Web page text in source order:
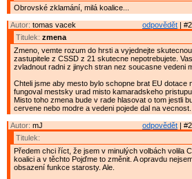
Obrovské zklamání, milá koalice...
odpovědět |
Autor: tomas vacek
Titulek: zmena
Zmeno, vemte rozum do hrsti a vyjednejte
zastupitele z CSSD z 21 skutecne nepotrebujete.
zvladnout radni z jinych stran nez soucasne vedeni
Chteli jsme aby mesto bylo schopne brat EU dotace
fungoval mestsky urad misto kamaradskeho
Misto toho zmena bude v rade hlasovat o tom jestli
cervene nebo modre a vedeni pojede dal na vecnost.
odpovědět |
Autor: mJ
Titulek:
Předem chci říct, že jsem v minulých volbách volila
koalici a v těchto Pojďme to změnit. A opravdu
obsazení funkce starosty. Ale.